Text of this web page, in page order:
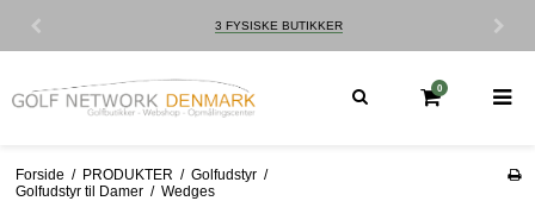
CUSTOM FITTING
0
Forside / PRODUKTER / Golfudstyr /
Golfudstyr til Damer / Wedges